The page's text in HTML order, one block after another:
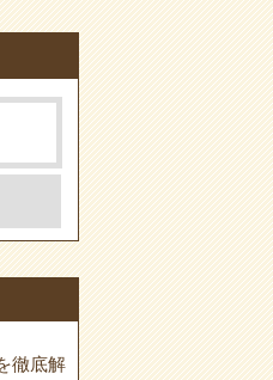
徹底解